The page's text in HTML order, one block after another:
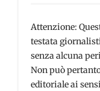
Attenzione:
testata
senza alcuna
Non può
editoriale ai sensi